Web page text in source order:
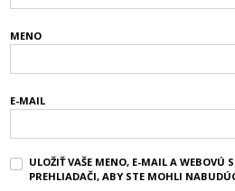
MENO
E-MAIL
ULOŽIŤ VAŠE MENO, E-MAIL A WEBOVÚ
PREHLIADAČI, ABY STE MOHLI